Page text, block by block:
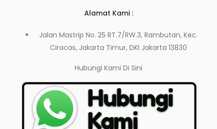
Alamat Kami :
Jalan Mastrip No. 25 RT.7/RW.3, Rambutan, Kec.
Ciracas, Jakarta Timur, DKI Jakarta 13830
Hubungi Kami Di Sini